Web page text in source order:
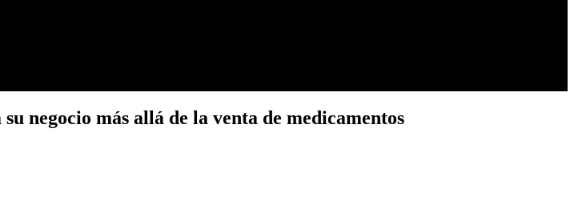
negocio más allá de la venta de medicamentos